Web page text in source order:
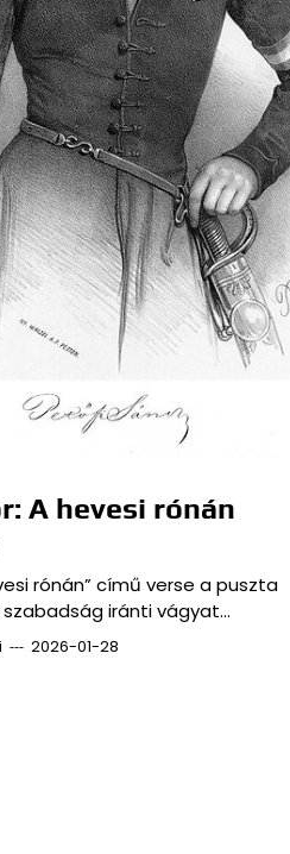
A hevesi rónán
rónán” című verse a puszta
iránti vágyat…
2026-01-28